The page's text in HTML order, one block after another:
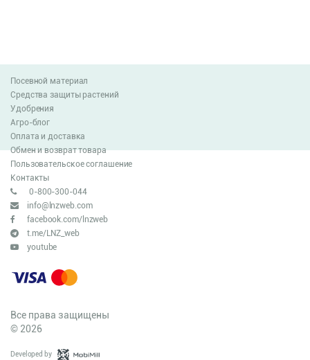
Посевной материал
Средства защиты растений
Удобрения
Агро-блог
Оплата и доставка
Обмен и возврат товара
Пользовательское соглашение
Контакты
0-800-300-044
info@lnzweb.com
facebook.com/lnzweb
t.me/LNZ_web
youtube
Все права защищены
© 2026
Developed by